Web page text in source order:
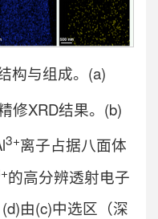
构与组成。(a)
修XRD结果。(b)
3+离子占据八面体
的高分辨透射电子
由(c)中选区（深